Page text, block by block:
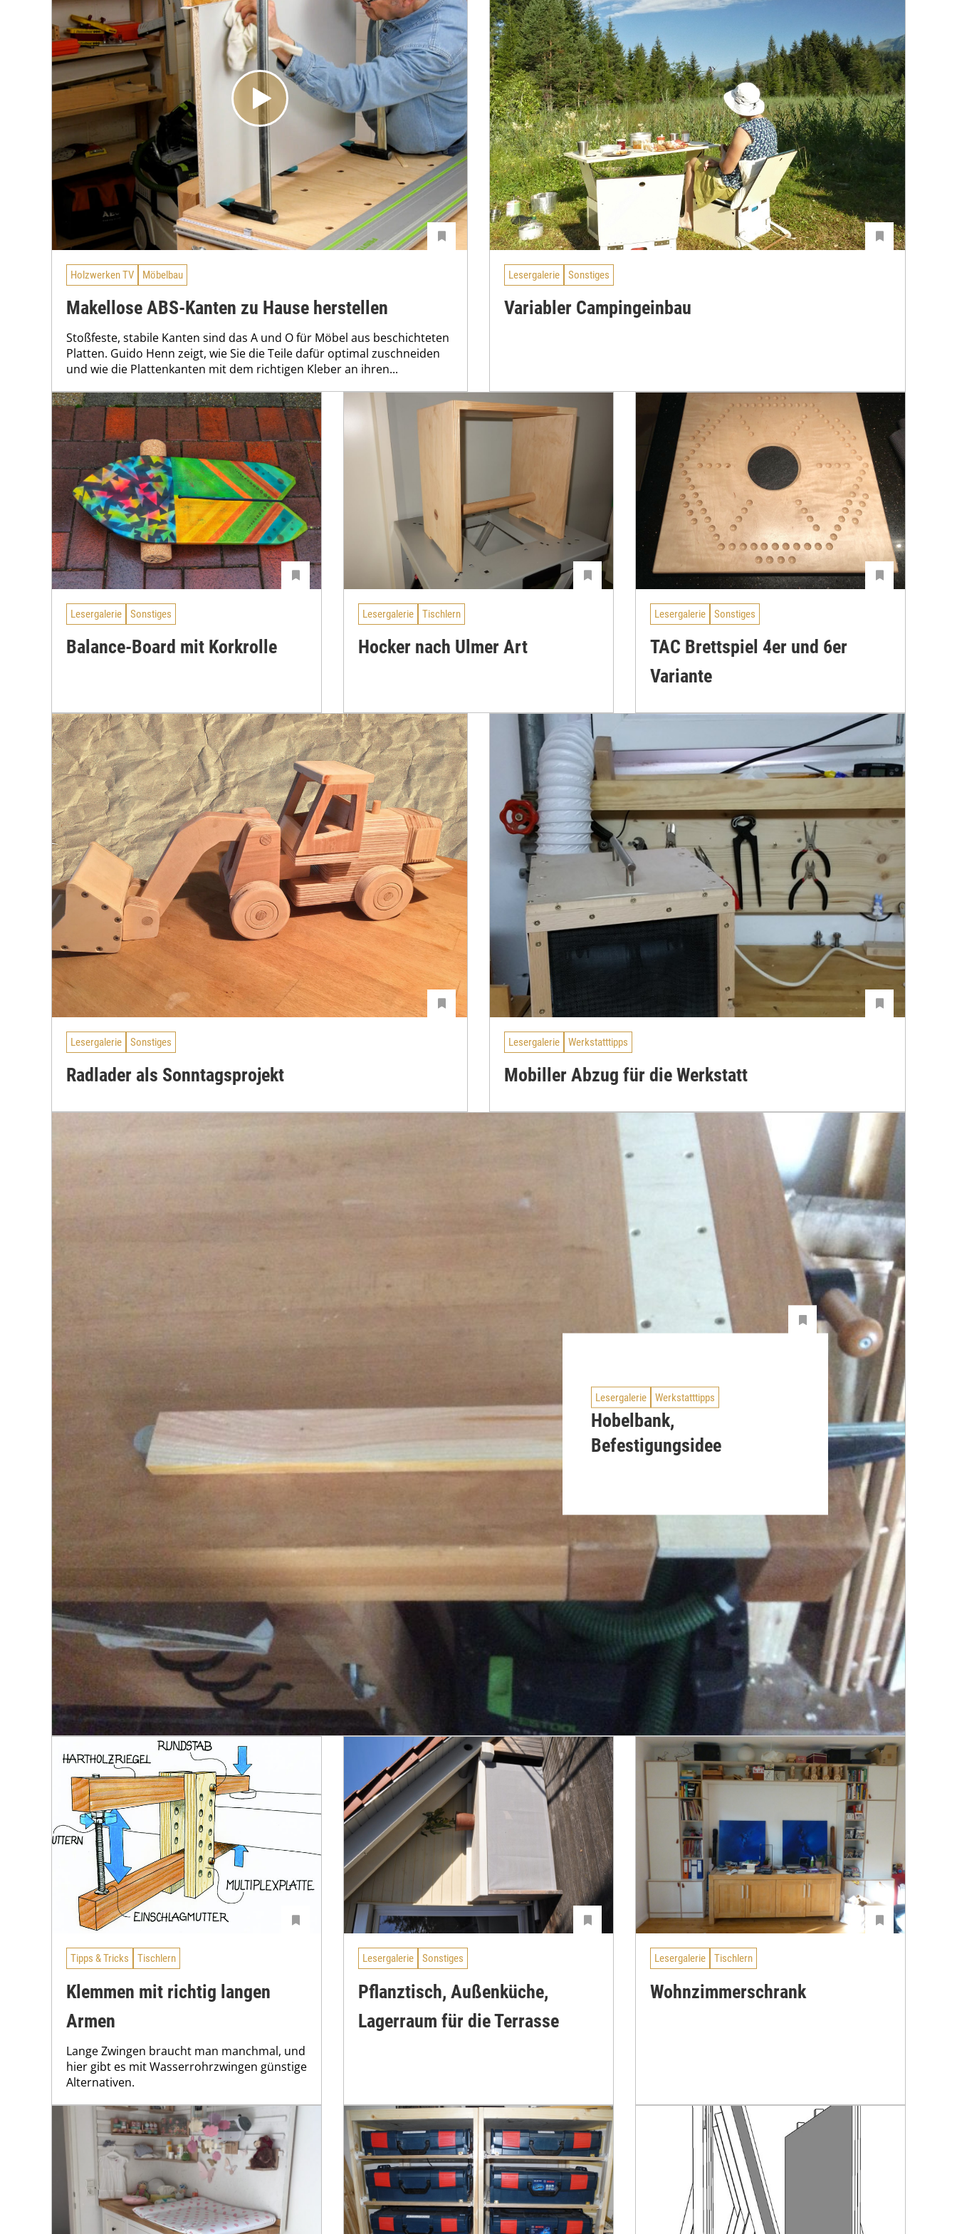
Holzwerken TV Möbelbau
Makellose ABS-Kanten zu Hause herstellen
Stoßfeste, stabile Kanten sind das A und O für Möbel aus beschichteten
Platten. Guido Henn zeigt, wie Sie die Teile dafür optimal zuschneiden
und wie die Plattenkanten mit dem richtigen Kleber an ihren...
Lesergalerie Sonstiges
Variabler Campingeinbau
Lesergalerie Sonstiges
Balance-Board mit Korkrolle
Lesergalerie Tischlern
Hocker nach Ulmer Art
Lesergalerie Sonstiges
TAC Brettspiel 4er und 6er
Variante
Lesergalerie Sonstiges
Radlader als Sonntagsprojekt
Lesergalerie Werkstatttipps
Mobiller Abzug für die Werkstatt
Lesergalerie Werkstatttipps
Hobelbank,
Befestigungsidee
Tipps & Tricks Tischlern
Klemmen mit richtig langen
Armen
Lange Zwingen braucht man manchmal, und
hier gibt es mit Wasserrohrzwingen günstige
Alternativen.
Lesergalerie Sonstiges
Pflanztisch, Außenküche,
Lagerraum für die Terrasse
Lesergalerie Tischlern
Wohnzimmerschrank